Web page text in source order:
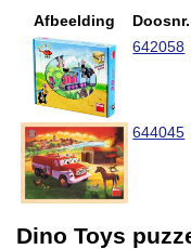
Afbeelding
Doosnr.
642058
644045
Dino Toys